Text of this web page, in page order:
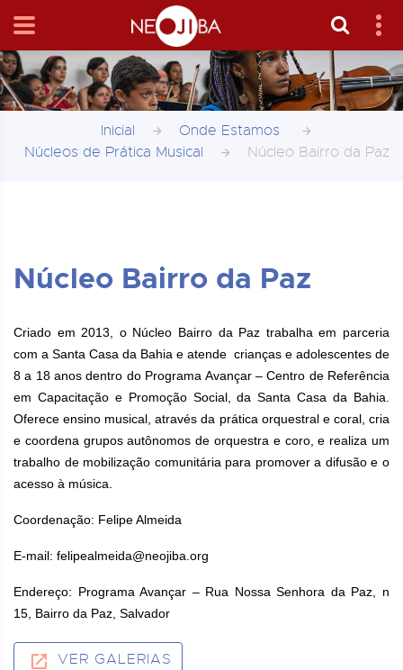
Inicial
Onde Estamos
Núcleos de Prática Musical
Núcleo Bairro da Paz
Núcleo Bairro da Paz
Criado em 2013, o Núcleo Bairro da Paz trabalha em parceria
com a Santa Casa da Bahia e atende crianças e adolescentes de
8 a 18 anos dentro do Programa Avançar – Centro de Referência
em Capacitação e Promoção Social, da Santa Casa da Bahia.
Oferece ensino musical, através da prática orquestral e coral, cria
e coordena grupos autônomos de orquestra e coro, e realiza um
trabalho de mobilização comunitária para promover a difusão e o
acesso à música.
Coordenação: Felipe Almeida
E-mail: felipealmeida@neojiba.org
Endereço: Programa Avançar – Rua Nossa Senhora da Paz, n
15, Bairro da Paz, Salvador
VER GALERIAS